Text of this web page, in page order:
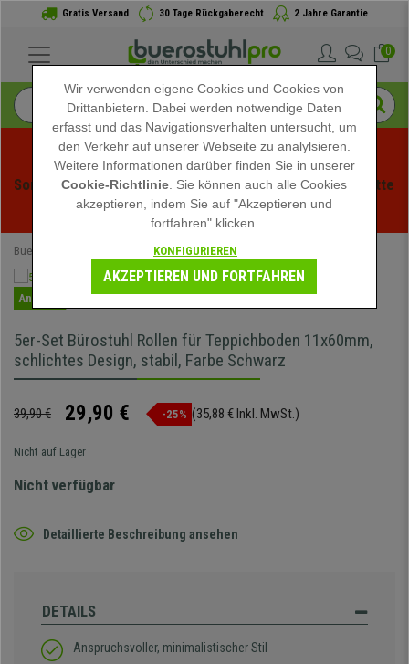
Gratis Versand 30 Tage Rückgaberecht 2 Jahre Garantie
0
Sommerschlussverauf bei buerstuhlpro! Exklusive Rabatte
für kurze Zeit - Aktion ansehen -
Buerostuhlpro Rollen 11mm Rollen
Angebot
5er-Set Bürostuhl Rollen für Teppichboden 11x60mm,
schlichtes Design, stabil, Farbe Schwarz
39,90 € 29,90 € -25% (35,88 € Inkl. MwSt.)
Nicht auf Lager
Nicht verfügbar
Detaillierte Beschreibung ansehen
DETAILS
Anspruchsvoller, minimalistischer Stil
Wir verwenden eigene Cookies und Cookies von
Drittanbietern. Dabei werden notwendige Daten
erfasst und das Navigationsverhalten untersucht, um
den Verkehr auf unserer Webseite zu analylsieren.
Weitere Informationen darüber finden Sie in unserer
Cookie-Richtlinie . Sie können auch alle Cookies
akzeptieren, indem Sie auf "Akzeptieren und
fortfahren" klicken.
KONFIGURIEREN
AKZEPTIEREN UND FORTFAHREN